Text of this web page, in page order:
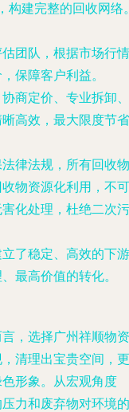
构建完整的回收网络
估团队，根据市场行情
保障客户利益。
协商定价、专业拆卸、
高效，最大限度节省
法律法规，所有回收物
物资源化利用，不可
化处理，杜绝二次污
了稳定、高效的下游
最高价值的转化。
，选择广州祥顺物资
清理出宝贵空间，更
形象。从宏观角度
力和废弃物对环境的